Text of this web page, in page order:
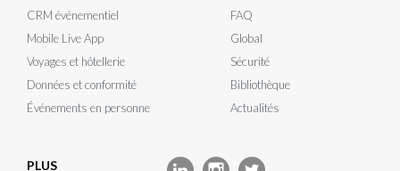
CRM événementiel
Mobile Live App
Voyages et hôtellerie
Données et conformité
Événements en personne
FAQ
Global
Sécurité
Bibliothèque
Actualités
PLUS